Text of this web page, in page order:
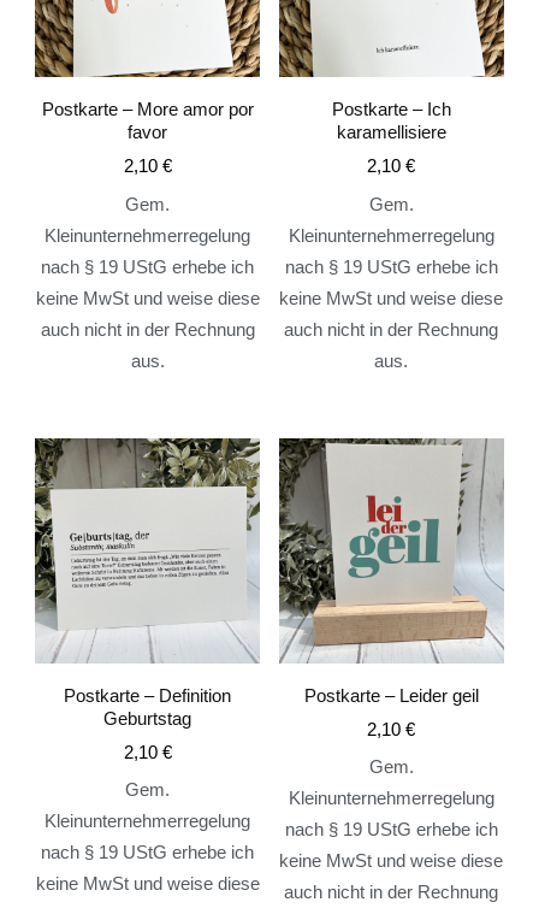
Postkarte – More amor por
favor
2,10 €
Gem.
Kleinunternehmerregelung
nach § 19 UStG erhebe ich
keine MwSt und weise diese
auch nicht in der Rechnung
aus.
Postkarte – Ich
karamellisiere
2,10€
Gem.
Kleinunternehmerregelung
nach § 19 UStG erhebe ich
keine MwSt und weise diese
auch nicht in der Rechnung
aus.
Postkarte – Definition
Geburtstag
2,10 €
Gem.
Kleinunternehmerregelung
nach § 19 UStG erhebe ich
keine MwSt und weise diese
Postkarte – Leider geil
2,10€
Gem.
Kleinunternehmerregelung
nach § 19 UStG erhebe ich
keine MwSt und weise diese
auch nicht in der Rechnung